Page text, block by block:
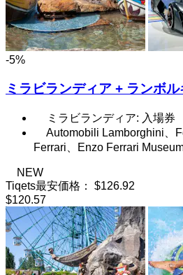
-5%
ミラビランディア + ランボ
ミラビランディア: 入場券
Automobili Lamborghini、
Ferrari、Enzo Ferrari
NEW
Tiqets最安価格：
$126.92
$120.57